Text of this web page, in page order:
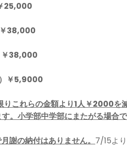
25,000
￥38,000
￥38,000
￥5,9000
りこれらの金額より1人￥2000を
。小学部中学部にまたがる場合で
謝の納付はありません。 7/15よ